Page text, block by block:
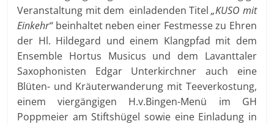
Veranstaltung mit dem einladenden Titel„KUSO mit
Einkehr“beinhaltet neben einer Festmesse zu Ehren
der Hl. Hildegard und einem Klangpfad mit dem
Ensemble Hortus Musicus und dem Lavanttaler
Saxophonisten Edgar Unterkirchner auch eine
Blüten- und Kräuterwanderung mit Teeverkostung,
einem viergängigen H.v.Bingen-Menü im GH
Poppmeier am Stiftshügel sowie eine Einladung in